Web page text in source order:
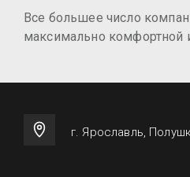
Все большее число
максимально комфортной
г. Ярославль,